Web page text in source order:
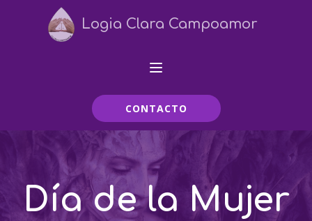
Logia Clara Campoamor
CONTACTO
Día de la Mujer